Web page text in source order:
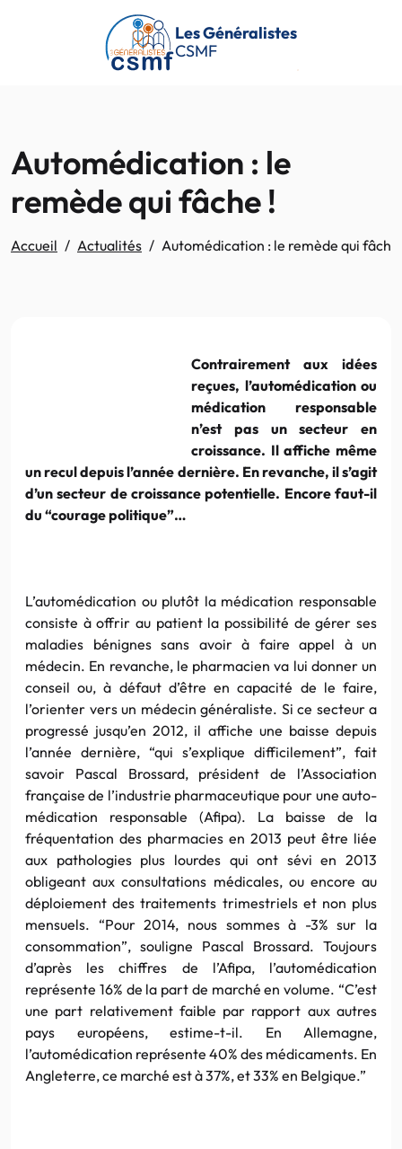
Passer au contenu principal
Les Généralistes
CSMF
Automédication : le
remède qui fâche !
Accueil Actualités Automédication : le remède qui fâche
Contrairement aux idées
reçues, l’automédication ou
médication responsable
n’est pas un secteur en
croissance. Il affiche même
un recul depuis l’année dernière. En revanche, il s’agit
d’un secteur de croissance potentielle. Encore faut-il
du “courage politique”…
L’automédication ou plutôt la médication responsable
consiste à offrir au patient la possibilité de gérer ses
maladies bénignes sans avoir à faire appel à un
médecin. En revanche, le pharmacien va lui donner un
conseil ou, à défaut d’être en capacité de le faire,
l’orienter vers un médecin généraliste. Si ce secteur a
progressé jusqu’en 2012, il affiche une baisse depuis
l’année dernière, “qui s’explique difficilement”, fait
savoir Pascal Brossard, président de l’Association
française de l’industrie pharmaceutique pour une auto-
médication responsable (Afipa). La baisse de la
fréquentation des pharmacies en 2013 peut être liée
aux pathologies plus lourdes qui ont sévi en 2013
obligeant aux consultations médicales, ou encore au
déploiement des traitements trimestriels et non plus
mensuels. “Pour 2014, nous sommes à -3% sur la
consommation”, souligne Pascal Brossard. Toujours
d’après les chiffres de l’Afipa, l’automédication
représente 16% de la part de marché en volume. “C’est
une part relativement faible par rapport aux autres
pays européens, estime-t-il. En Allemagne,
l’automédication représente 40% des médicaments. En
Angleterre, ce marché est à 37%, et 33% en Belgique.”